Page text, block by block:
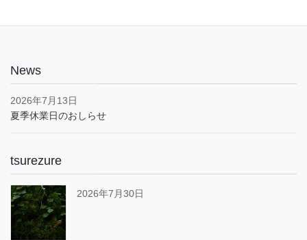
News
2026年7月13日
夏季休業日のおしらせ
tsurezure
2026年7月30日